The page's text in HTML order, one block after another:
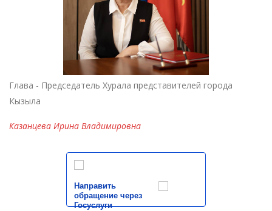
Глава - Председатель Хурала представителей города
Кызыла
Казанцева Ирина Владимировна
Направить
обращение через
Госуслуги